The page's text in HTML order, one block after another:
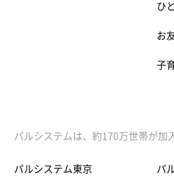
ひ
お
子
パルシステムは、約170万世帯が加
パルシステム東京 パ